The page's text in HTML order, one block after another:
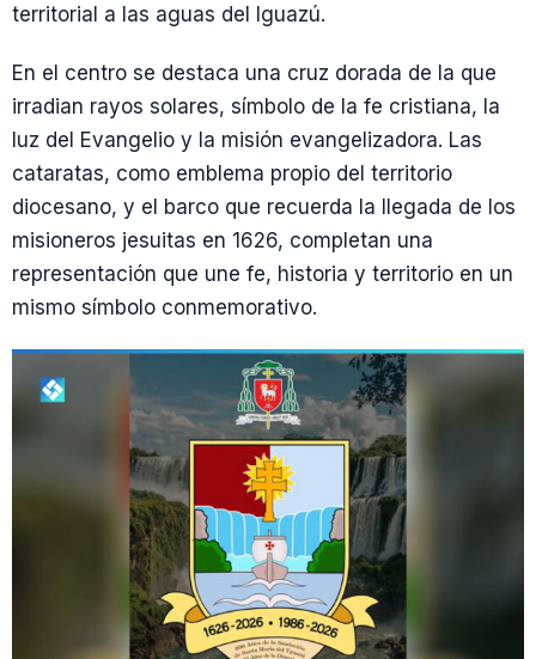
territorial a las aguas del Iguazú.
En el centro se destaca una cruz dorada de la que
irradian rayos solares, símbolo de la fe cristiana, la
luz del Evangelio y la misión evangelizadora. Las
cataratas, como emblema propio del territorio
diocesano, y el barco que recuerda la llegada de los
misioneros jesuitas en 1626, completan una
representación que une fe, historia y territorio en un
mismo símbolo conmemorativo.